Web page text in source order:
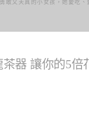
敢又天真的小女孩，她愛吃
茶器 讓你的5